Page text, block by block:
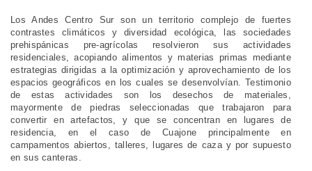
Los Andes Centro Sur son un territorio complejo de fuertes
contrastes climáticos y diversidad ecológica, las sociedades
prehispánicas pre-agrícolas resolvieron sus actividades
residenciales, acopiando alimentos y materias primas mediante
estrategias dirigidas a la optimización y aprovechamiento de los
espacios geográficos en los cuales se desenvolvían. Testimonio
de estas actividades son los desechos de materiales,
mayormente de piedras seleccionadas que trabajaron para
convertir en artefactos, y que se concentran en lugares de
residencia, en el caso de Cuajone principalmente en
campamentos abiertos, talleres, lugares de caza y por supuesto
en sus canteras.